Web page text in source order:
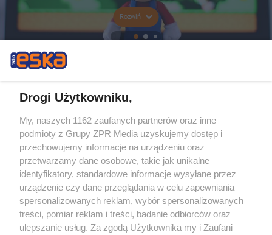
Rozwiń
Drogi Użytkowniku,
My, naszych 1162 zaufanych partnerów oraz inne
podmioty z Grupy ZPR Media uzyskujemy dostęp i
przechowujemy informacje na urządzeniu oraz
przetwarzamy dane osobowe, takie jak unikalne
identyfikatory, standardowe informacje wysyłane przez
urządzenie czy dane przeglądania w celu zapewniania
spersonalizowanych reklam, wybór spersonalizowanych
treści, pomiar reklam i treści, badanie odbiorców oraz
ulepszanie usług. Za zgodą Użytkownika my i Zaufani